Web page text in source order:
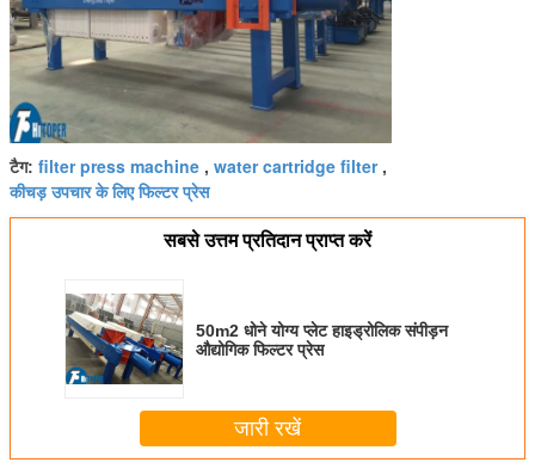
टैग: filter press machine , water cartridge filter,
कीचड़ उपचार के लिए फिल्टर प्रेस
सबसे उत्तम प्रतिदान प्राप्त करें
50m2 धोने योग्य प्लेट हाइड्रोलिक संपीड़न
औद्योगिक फिल्टर प्रेस
जारी रखें